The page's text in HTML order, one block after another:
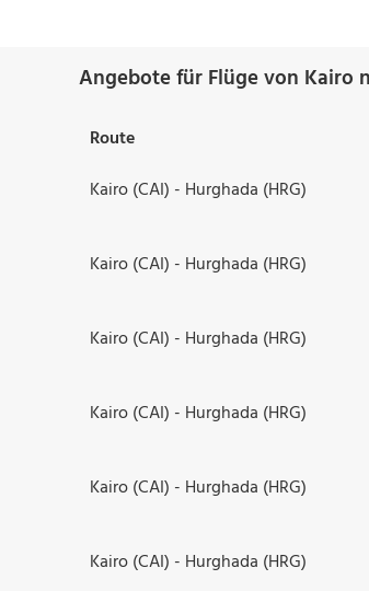
Angebote für Flüge von Kairo
Route
Kairo (CAI) - Hurghada (HRG)
Kairo (CAI) - Hurghada (HRG)
Kairo (CAI) - Hurghada (HRG)
Kairo (CAI) - Hurghada (HRG)
Kairo (CAI) - Hurghada (HRG)
Kairo (CAI) - Hurghada (HRG)